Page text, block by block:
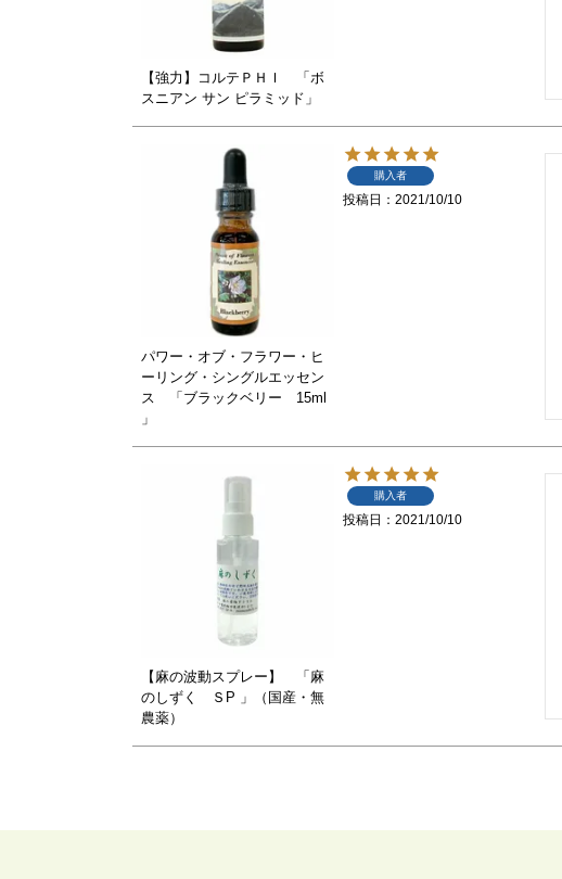
【強力】コルテＰＨＩ 「ボ
スニアン サン ピラミッド」
パワー・オブ・フラワー・ヒ
ーリング・シングルエッセン
ス 「ブラックベリー 15ml
」
購入者
投稿日 2021/10/10
【麻の波動スプレー】 「麻
のしずく ＳP 」（国産・無
農薬）
購入者
投稿日 2021/10/10